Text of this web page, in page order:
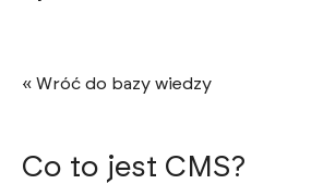
« Wróć do bazy wiedzy
Co to jest CMS?